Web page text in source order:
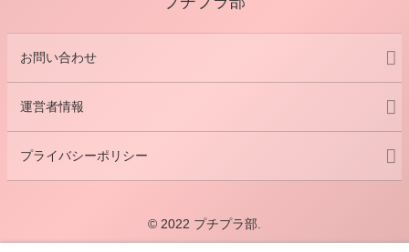
お問い合わせ
運営者情報
プライバシーポリシー
© 2022 プチプラ部.